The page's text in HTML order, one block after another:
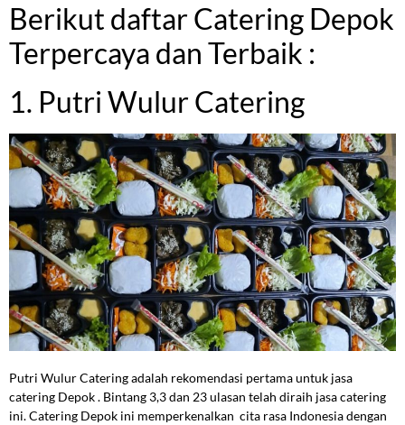
Berikut daftar Catering Depok
Terpercaya dan Terbaik :
1. Putri Wulur Catering
Putri Wulur Catering adalah rekomendasi pertama untuk jasa
catering Depok . Bintang 3,3 dan 23 ulasan telah diraih jasa catering
ini. Catering Depok ini memperkenalkan cita rasa Indonesia dengan